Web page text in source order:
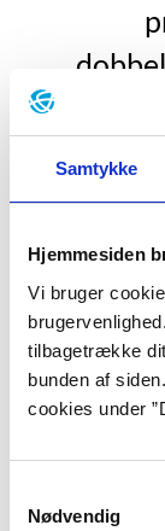
Samtykke
Hjemmesiden
Vi bruger
tilbagetrække
bunden af
cookies under
Nødvendig
sendt et
og